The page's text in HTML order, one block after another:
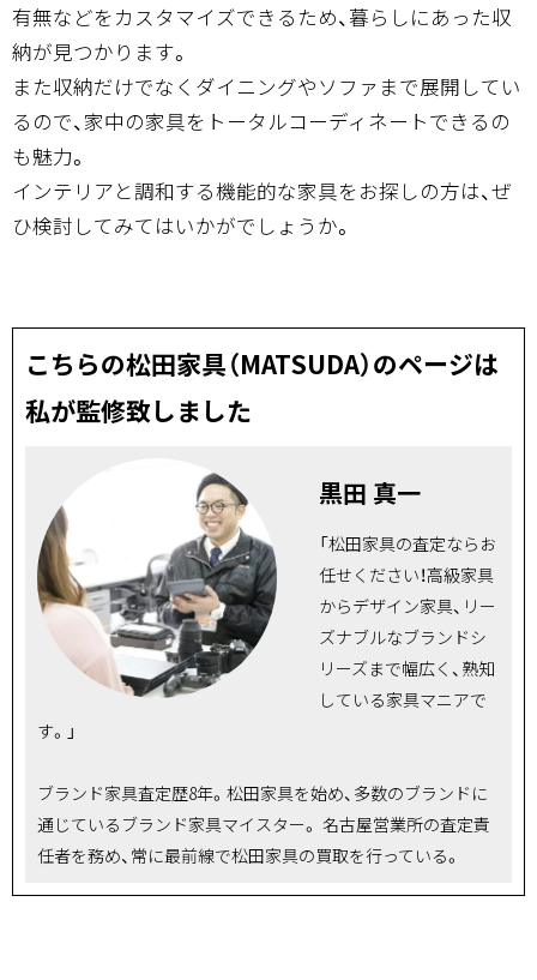
有無などをカスタマイズできるため、暮らしにあった収
納が見つかります。
また収納だけでなくダイニングやソファまで展開してい
るので、家中の家具をトータルコーディネートできるの
も魅力。
インテリアと調和する機能的な家具をお探しの方は、ぜ
ひ検討してみてはいかがでしょうか。
こちらの松田家具（MATSUDA）のページは
私が監修致しました
黒田 真一
「松田家具の査定ならお
任せください！高級家具
からデザイン家具、リー
ズナブルなブランドシ
リーズまで幅広く、熟知
している家具マニアで
す。」
ブランド家具査定歴8年。松田家具を始め、多数のブランドに
通じているブランド家具マイスター。 名古屋営業所の査定責
任者を務め、常に最前線で松田家具の買取を行っている。